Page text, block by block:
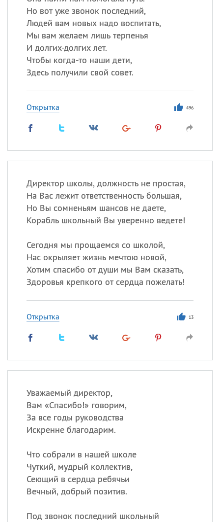
Но вот уже звонок последний,
Людей вам новых надо воспитать,
Мы вам желаем лишь терпенья
И долгих-долгих лет.
Чтобы когда-то наши дети,
Здесь получили свой совет.
Открытка 496
Директор школы, должность не простая,
На Вас лежит ответственность большая,
Но Вы сомненьям шансов не даете,
Корабль школьный Вы уверенно ведете!
Сегодня мы прощаемся со школой,
Нас окрыляет жизнь мечтою новой,
Хотим спасибо от души мы Вам сказать,
Здоровья крепкого от сердца пожелать!
Открытка 13
Уважаемый директор,
Вам «Спасибо!» говорим,
За все годы руководства
Искренне благодарим.
Что собрали в нашей школе
Чуткий, мудрый коллектив,
Сеющий в сердца ребячьи
Вечный, добрый позитив.
Под звонок последний школьный